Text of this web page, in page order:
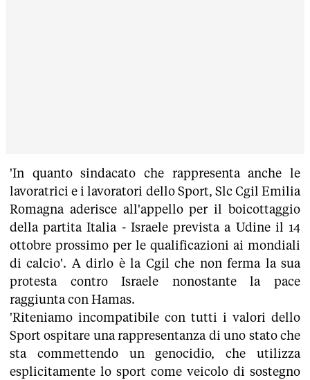
'In quanto sindacato che rappresenta anche le
lavoratrici e i lavoratori dello Sport, Slc Cgil Emilia
Romagna aderisce all'appello per il boicottaggio
della partita Italia - Israele prevista a Udine il 14
ottobre prossimo per le qualificazioni ai mondiali
di calcio'. A dirlo è la Cgil che non ferma la sua
protesta contro Israele nonostante la pace
raggiunta con Hamas.
'Riteniamo incompatibile con tutti i valori dello
Sport ospitare una rappresentanza di uno stato che
sta commettendo un genocidio, che utilizza
esplicitamente lo sport come veicolo di sostegno